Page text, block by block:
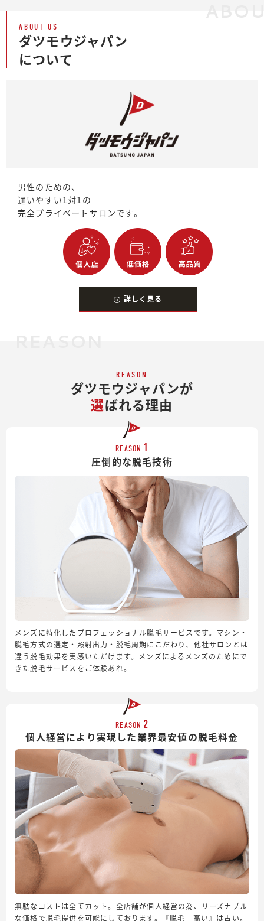
ABOUT US
ダツモウジャパン
について
男性のための、
通いやすい1対1の
完全プライベートサロンです。
詳しく見る
REASON
ダツモウジャパンが
選ばれる理由
REASON 1
圧倒的な脱毛技術
メンズに特化したプロフェッショナル脱毛サービスです。マシン・
脱毛方式の選定・照射出力・脱毛周期にこだわり、他社サロンとは
違う脱毛効果を実感いただけます。メンズによるメンズのためにで
きた脱毛サービスをご体験あれ。
REASON 2
個人経営により実現した業界最安値の脱毛料金
無駄なコストは全てカット。全店舗が個人経営の為、リーズナブル
な価格で脱毛提供を可能にしております。『脱毛＝高い』は古い。